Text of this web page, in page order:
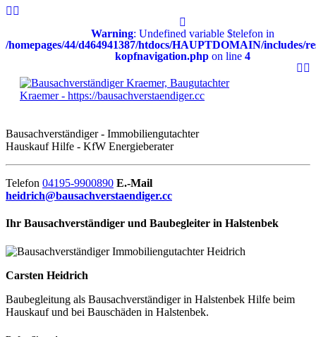
Warning: Undefined variable $telefon in
/homepages/44/d464941387/htdocs/HAUPTDOMAIN/includes/
kopfnavigation.phpon line 4
Bausachverständiger - Immobiliengutachter
Hauskauf Hilfe - KfW Energieberater
Telefon 04195-9900890 E.-Mail
heidrich@bausachverstaendiger.cc
Ihr Bausachverständiger und Baubegleiter in Halstenbek
Carsten Heidrich
Baubegleitung als Bausachverständiger in Halstenbek Hilfe beim
Hauskauf und bei Bauschäden in Halstenbek.